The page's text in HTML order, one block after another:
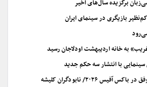
بازیگری در سینمای ایران
به خانه اردیبهشت اودلاجان رسید
با انتشار سه حکم جدید
آفیس ۲۰۲۶/ نابودگران کلیشه